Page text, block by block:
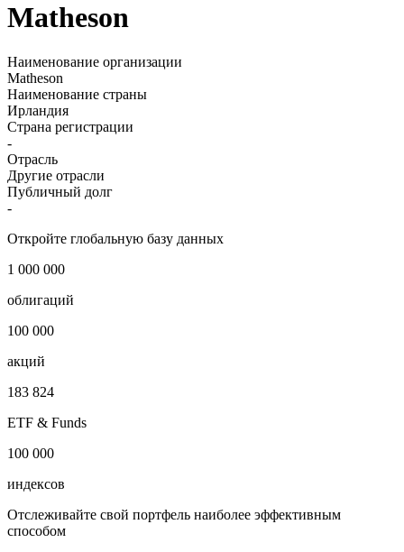
Matheson
Наименование организации
Matheson
Наименование страны
Ирландия
Страна регистрации
-
Отрасль
Другие отрасли
Публичный долг
-
Откройте глобальную базу данных
1 000 000
облигаций
100 000
акций
183 824
ETF & Funds
100 000
индексов
Отслеживайте свой портфель наиболее эффективным
способом